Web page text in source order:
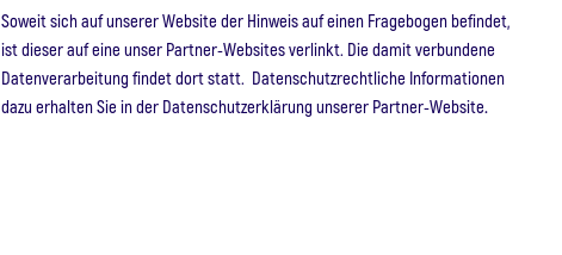
Soweit sich auf unserer Website der Hinweis auf einen Fragebogen befindet,
ist dieser auf eine unser Partner-Websites verlinkt. Die damit verbundene
Datenverarbeitung findet dort statt. Datenschutzrechtliche Informationen
dazu erhalten Sie in der Datenschutzerklärung unserer Partner-Website.